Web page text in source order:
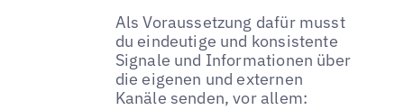
Als Voraussetzung dafür musst
du eindeutige und konsistente
Signale und Informationen über
die eigenen und externen
Kanäle senden, vor allem: